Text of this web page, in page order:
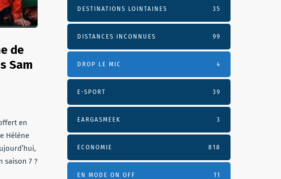
de
Sam
en
Hélène
saison 7 ?
DESTINATIONS LOINTAINES 35
DISTANCES INCONNUES 99
DROP LE MIC 4
E-SPORT 39
EARGASMEEK 3
ECONOMIE 818
EN MODE ON OFF 11